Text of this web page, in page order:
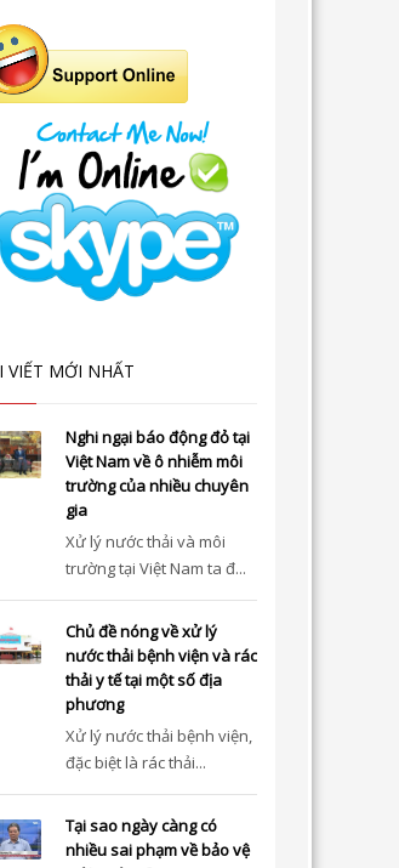
VIẾT MỚI NHẤT
Nghi ngại báo động đỏ tại
Việt Nam về ô nhiễm môi
trường của nhiều chuyên
gia
Xử lý nước thải và môi
trường tại Việt Nam ta đ...
Chủ đề nóng về xử lý
nước thải bệnh viện và rác
thải y tế tại một số địa
phương
Xử lý nước thải bệnh viện,
đặc biệt là rác thải...
Tại sao ngày càng có
nhiều sai phạm về bảo vệ